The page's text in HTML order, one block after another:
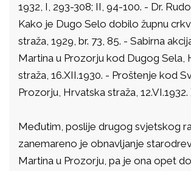
1932, I, 293-308; II, 94-100. - Dr.
Kako je Dugo Selo dobilo župnu
straža, 1929, br. 73, 85. - Sabirna
Martina u Prozorju kod Dugog Sela,
straža, 16.XII.1930. - Proštenje kod
Prozorju, Hrvatska straža, 12.VI.1932.
Međutim, poslije drugog svjetskog
zanemareno je obnavljanje
Martina u Prozorju, pa je ona opet